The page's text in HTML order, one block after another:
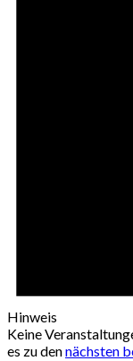
Hinweis
Keine
es zu dennächsten